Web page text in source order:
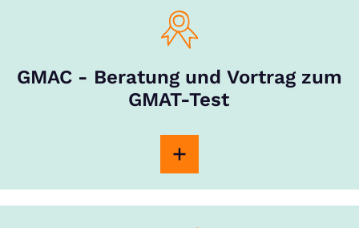
GMAC - Beratung und Vortrag zum
GMAT-Test